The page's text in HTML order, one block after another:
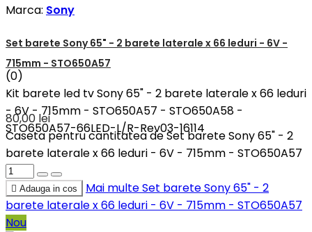
Marca: Sony
Set barete Sony 65" - 2 barete laterale x 66 leduri - 6V -
715mm - STO650A57
(0)
Kit barete led tv Sony 65" - 2 barete laterale x 66 leduri
- 6V - 715mm - STO650A57 - STO650A58 -
STO650A57-66LED-L/R-Rev03-16114
80,00 lei
Caseta pentru cantitatea de Set barete Sony 65" - 2
barete laterale x 66 leduri - 6V - 715mm - STO650A57
 Adauga in cos Mai multeSet barete Sony 65" - 2
barete laterale x 66 leduri - 6V - 715mm - STO650A57
Nou